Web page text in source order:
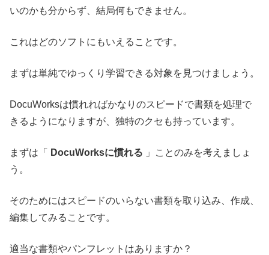
いのかも分からず、結局何もできません。
これはどのソフトにもいえることです。
まずは単純でゆっくり学習できる対象を見つけましょう。
DocuWorksは慣れればかなりのスピードで書類を処理で
きるようになりますが、独特のクセも持っています。
まずは「 DocuWorksに慣れる 」ことのみを考えましょ
う。
そのためにはスピードのいらない書類を取り込み、作成、
編集してみることです。
適当な書類やパンフレットはありますか？